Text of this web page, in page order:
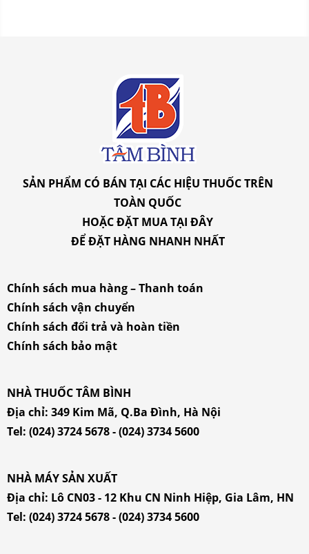
SẢN PHẨM CÓ BÁN TẠI CÁC HIỆU THUỐC TRÊN
TOÀN QUỐC
HOẶC ĐẶT MUATẠI ĐÂY
ĐỂ ĐẶT HÀNG NHANH NHẤT
NHÀ THUỐC TÂM BÌNH
Địa chỉ: 349 Kim Mã, Q.Ba Đình, Hà Nội
Tel: (024) 3724 5678-(024) 3734 5600
Chính sách mua hàng – Thanh toán
Chính sách vận chuyển
Chính sách đổi trả và hoàn tiền
Chính sách bảo mật
NHÀ MÁY SẢN XUẤT
Địa chỉ: Lô CN03 - 12 Khu CN Ninh Hiệp, Gia Lâm, HN
Tel: (024) 3724 5678-(024) 3734 5600